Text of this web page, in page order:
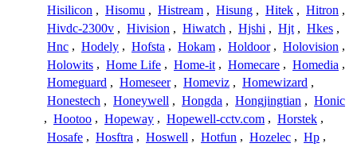
Hisilicon , Hisomu , Histream , Hisung , Hitek , Hitron ,
Hivdc-2300v , Hivision , Hiwatch , Hjshi , Hjt , Hkes ,
Hnc , Hodely , Hofsta , Hokam , Holdoor , Holovision ,
Holowits , Home Life , Home-it , Homecare , Homedia ,
Homeguard , Homeseer , Homeviz , Homewizard ,
Honestech , Honeywell , Hongda , Hongjingtian , Honic
, Hootoo , Hopeway , Hopewell-cctv.com , Horstek ,
Hosafe , Hosftra , Hoswell , Hotfun , Hozelec , Hp ,